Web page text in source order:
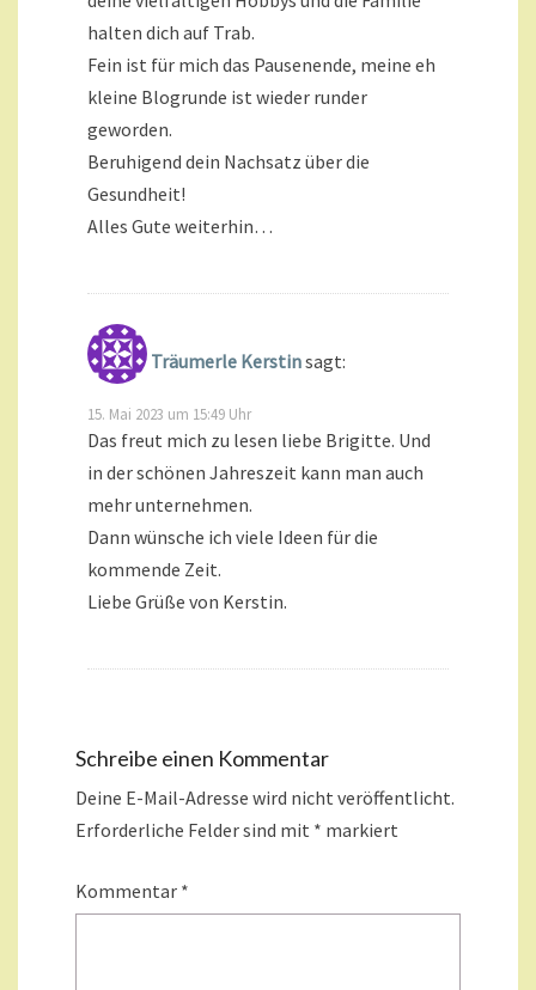
halten dich auf Trab.
Fein ist für mich das Pausenende, meine eh
kleine Blogrunde ist wieder runder
geworden.
Beruhigend dein Nachsatz über die
Gesundheit!
Alles Gute weiterhin…
Träumerle Kerstinsagt:
15. Mai 2023 um 15:49 Uhr
Das freut mich zu lesen liebe Brigitte. Und
in der schönen Jahreszeit kann man auch
mehr unternehmen.
Dann wünsche ich viele Ideen für die
kommende Zeit.
Liebe Grüße von Kerstin.
Schreibe einen Kommentar
Deine E-Mail-Adresse wird nicht veröffentlicht.
Erforderliche Felder sind mit * markiert
Kommentar *